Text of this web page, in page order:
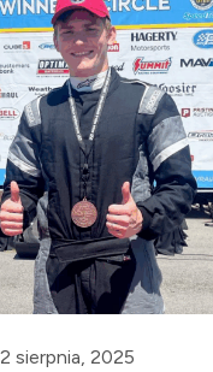
sierpnia, 2025